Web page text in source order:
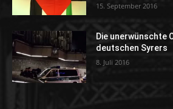
15. September 2016
Die unerwünschte
deutschen Syrers
8. Juli 2016